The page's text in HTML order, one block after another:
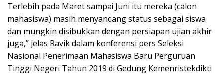
Terlebih pada Maret sampai Juni itu mereka (calon
mahasiswa) masih menyandang status sebagai siswa
dan mungkin disibukkan dengan persiapan ujian akhir
juga,” jelas Ravik dalam konferensi pers Seleksi
Nasional Penerimaan Mahasiswa Baru Perguruan
Tinggi Negeri Tahun 2019 di Gedung Kemenristekdikti